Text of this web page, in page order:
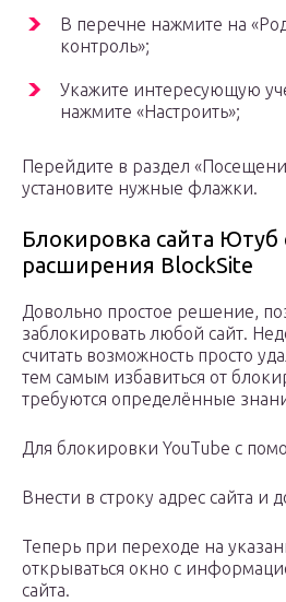
В перечне нажмите на
контроль»;
Укажите интересующую
нажмите «Настроить»;
Перейдите в раздел
установите нужные флажки.
Блокировка сайта
расширения BlockSite
Довольно простое решение,
заблокировать любой сайт.
считать возможность просто
тем самым избавиться от
требуются определённые
Для блокировки YouTube с
Внести в строку адрес сайта и
Теперь при переходе на
открываться окно с
сайта.